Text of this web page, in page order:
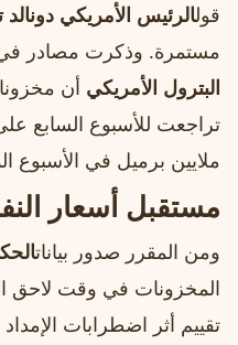
قولالرئيس الأمريكي
مستمرة. وذكرت مصادر في
البترول الأمريكي أن
ملايين برميل في الأسبوع المنتهي
مستقبل أسعار
ومن المقرر صدور بيانات
المخزونات في وقت لاحق
تقييم أثر اضطرابات